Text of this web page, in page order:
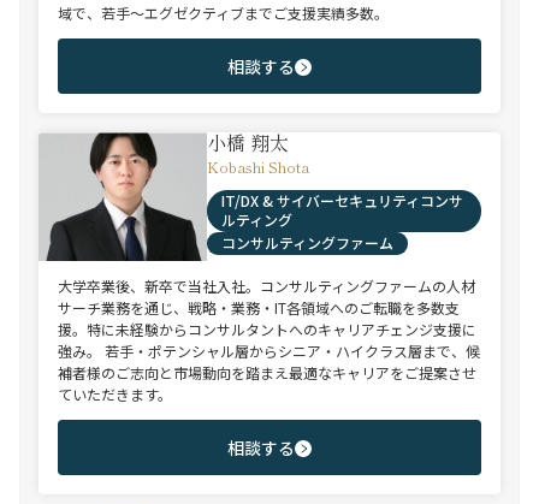
域で、若手～エグゼクティブまでご支援実績多数。
相談する
小橋 翔太
Kobashi Shota
IT/DX & サイバーセキュリティコンサ
ルティング
コンサルティングファーム
大学卒業後、新卒で当社入社。コンサルティングファームの人材
サーチ業務を通じ、戦略・業務・IT各領域へのご転職を多数支
援。特に未経験からコンサルタントへのキャリアチェンジ支援に
強み。 若手・ポテンシャル層からシニア・ハイクラス層まで、候
補者様のご志向と市場動向を踏まえ最適なキャリアをご提案させ
ていただきます。
相談する